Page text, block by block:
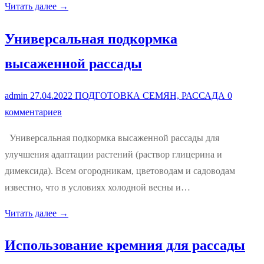
Читать далее →
Универсальная подкормка
высаженной рассады
admin 27.04.2022 ПОДГОТОВКА СЕМЯН, РАССАДА 0
комментариев
Универсальная подкормка высаженной рассады для
улучшения адаптации растений (раствор глицерина и
димексида). Всем огородникам, цветоводам и садоводам
известно, что в условиях холодной весны и…
Читать далее →
Использование кремния для рассады